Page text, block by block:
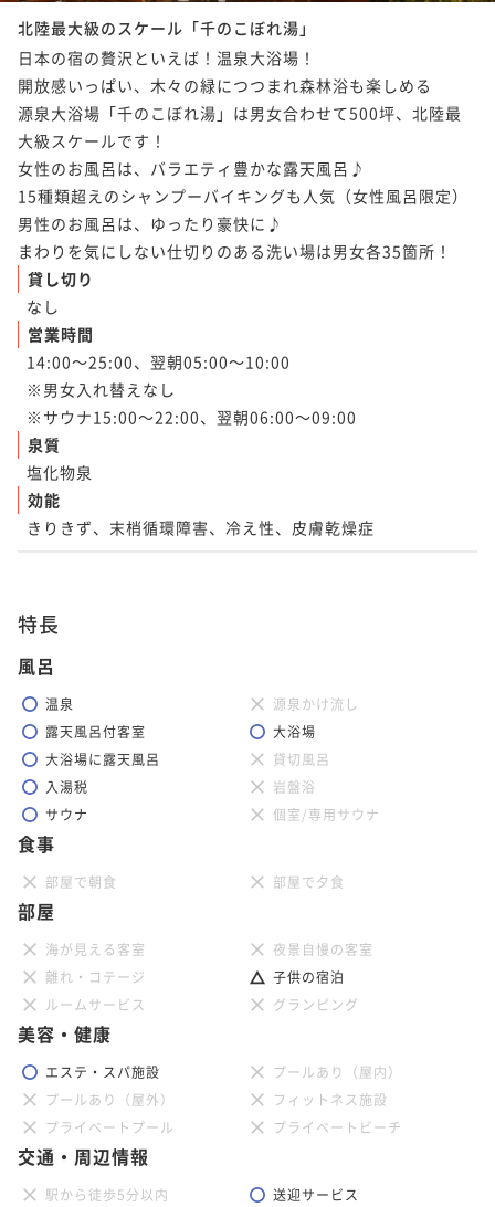
北陸最大級のスケール「千のこぼれ湯」
日本の宿の贅沢といえば！温泉大浴場！
開放感いっぱい、木々の緑につつまれ森林浴も楽しめる
源泉大浴場「千のこぼれ湯」は男女合わせて500坪、北陸最
大級スケールです！
女性のお風呂は、バラエティ豊かな露天風呂♪
15種類超えのシャンプーバイキングも人気（女性風呂限定）
男性のお風呂は、ゆったり豪快に♪
まわりを気にしない仕切りのある洗い場は男女各35箇所！
貸し切り
なし
営業時間
14:00～25:00、翌朝05:00～10:00
※男女入れ替えなし
※サウナ15:00～22:00、翌朝06:00～09:00
泉質
塩化物泉
効能
きりきず、末梢循環障害、冷え性、皮膚乾燥症
特長
風呂
温泉
源泉かけ流し
露天風呂付客室
大浴場
大浴場に露天風呂
貸切風呂
入湯税
岩盤浴
サウナ
個室/専用サウナ
食事
部屋で朝食 部屋で夕食
部屋
海が見える客室
夜景自慢の客室
離れ・コテージ
子供の宿泊
ルームサービス
グランピング
美容・健康
エステ・スパ施設
プールあり（屋内）
プールあり（屋外）
フィットネス施設
プライベートプール
プライベートビーチ
交通・周辺情報
駅から徒歩5分以内
送迎サービス